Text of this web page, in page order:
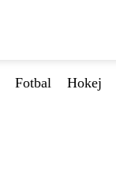
Fotbal Hokej